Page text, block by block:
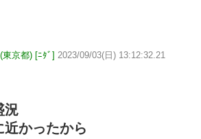
京都) [ﾆﾀﾞ] 2023/09/03(日) 13:12:32.21
況
近かったから